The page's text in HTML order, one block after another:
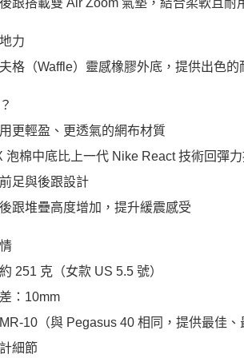
跟搭載雙 Air Zoom 氣墊，結合柔軟且耐
力
格（Waffle）靈感橡膠外底，提供出色的
更輕盈、更透氣的網布材質
泡棉中底比上一代 Nike React 技術回彈
足與後跟設計
跟堆疊高度增加，提升緩震感受
251 克（女款 US 5.5 號）
：10mm
10（與 Pegasus 40 相同，提供最佳、
細節